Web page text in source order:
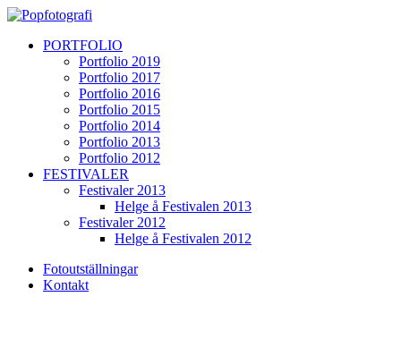
PORTFOLIO
Portfolio 2019
Portfolio 2017
Portfolio 2016
Portfolio 2015
Portfolio 2014
Portfolio 2013
Portfolio 2012
FESTIVALER
Festivaler 2013
Helge å Festivalen 2013
Festivaler 2012
Helge å Festivalen 2012
Fotoutställningar
Kontakt